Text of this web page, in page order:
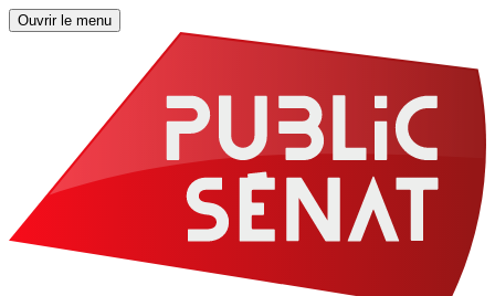
Ouvrir le menu